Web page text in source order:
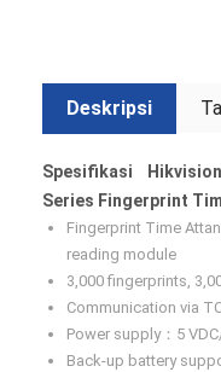
Deskripsi
Spesifikasi
Series Fingerprint
Fingerprint Time
reading module
3,000 fingerprints,
Communication via
Power supply：5
Back-up battery